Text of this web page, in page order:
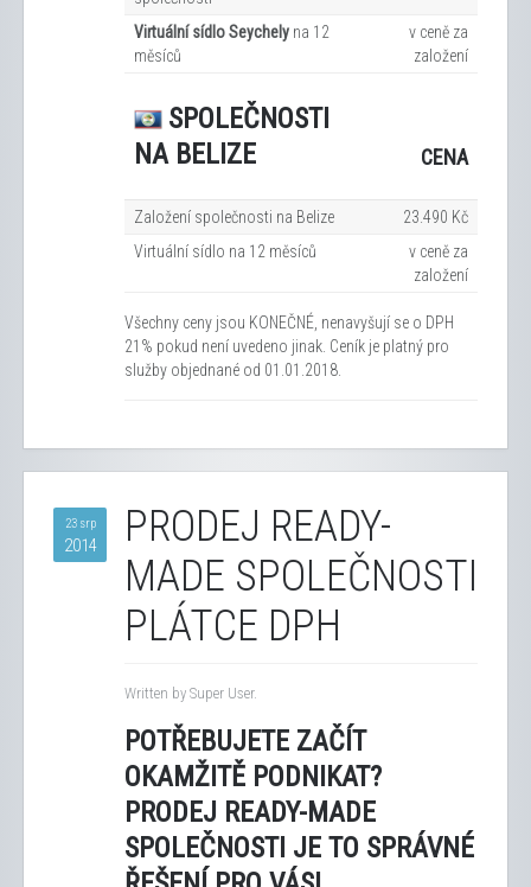
Virtuální sídlo Seychely na 12
měsíců
v ceně za
založení
SPOLEČNOSTI
NA BELIZE
CENA
Založení společnosti na Belize
23.490 Kč
Virtuální sídlo na 12 měsíců
v ceně za
založení
Všechny ceny jsou KONEČNÉ, nenavyšují se o DPH
21% pokud není uvedeno jinak. Ceník je platný pro
služby objednané od 01.01.2018.
23 srp
2014
PRODEJ READY-
MADE SPOLEČNOSTI
PLÁTCE DPH
Written by Super User.
POTŘEBUJETE ZAČÍT
OKAMŽITĚ PODNIKAT?
PRODEJ READY-MADE
SPOLEČNOSTI JE TO SPRÁVNÉ